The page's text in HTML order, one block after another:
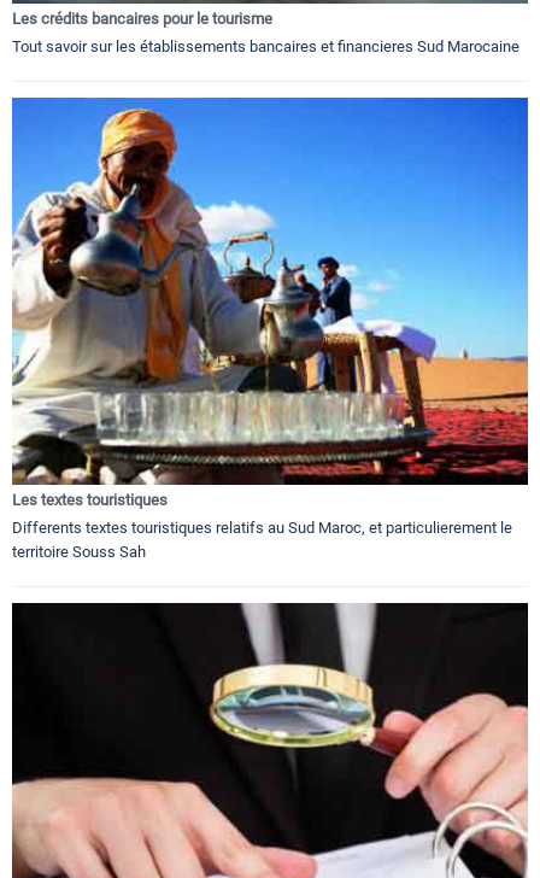
Les crédits bancaires pour le tourisme
Tout savoir sur les établissements bancaires et financieres Sud Marocaine
Les textes touristiques
Differents textes touristiques relatifs au Sud Maroc, et particulierement le
territoire Souss Sah